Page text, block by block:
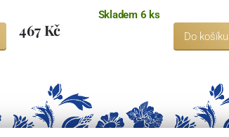
Skladem 6 ks
467 Kč Do košíku